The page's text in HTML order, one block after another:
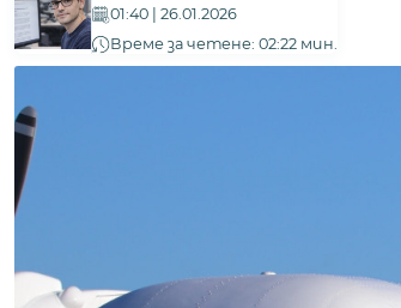
01:40 | 26.01.2026
Време за четене: 02:22 мин.